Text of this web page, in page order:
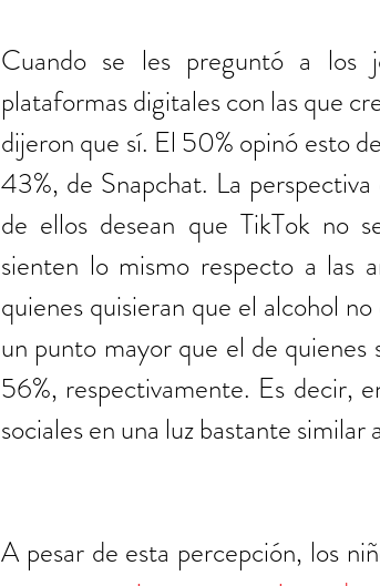
Cuando se les preguntó a los
plataformas digitales con las que
dijeron que sí. El 50% opinó esto
43%, de Snapchat. La
de ellos desean que TikTok no
sienten lo mismo respecto a las
quienes quisieran que el alcohol
un punto mayor que el de
56%, respectivamente. Es decir,
sociales en una luz bastante similar
A pesar de esta percepción, los